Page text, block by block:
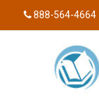
888-564-4664